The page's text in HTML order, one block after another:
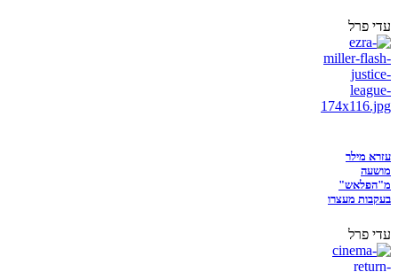
עדי פרל
עזרא מילר
מושעה
מ"הפלאש"
בעקבות מעצרו
עדי פרל